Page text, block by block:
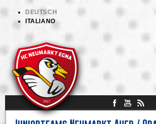
DEUTSCH
ITALIANO